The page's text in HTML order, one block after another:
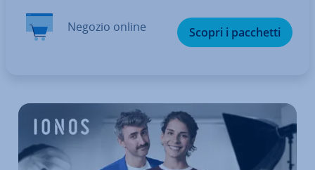
Negozio online Scopri i pacchetti